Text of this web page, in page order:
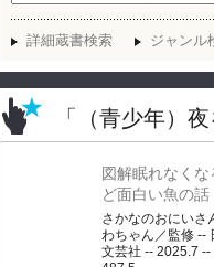
詳細蔵書検索 ジャンル
「（青少年）
図解眠れなくな
ど面白い魚の話
さかなのおにいさ
わちゃん／監修 --
文芸社 -- 2025.7 --